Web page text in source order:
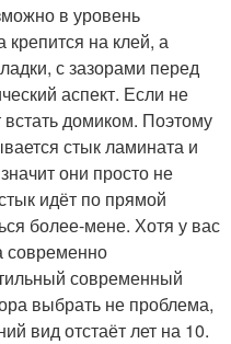
в уровень
крепится на клей, а
с зазорами перед
аспект. Если не
домиком. Поэтому
стык ламината и
они просто не
идёт по прямой
более-мене. Хотя у вас
современно
современный
выбрать не проблема,
вид отстаёт лет на 10.